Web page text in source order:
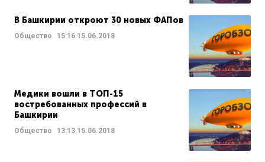
В Башкирии откроют 30 новых ФАПов
Общество 15:16 15.06.2018
Медики вошли в ТОП-15
востребованных профессий в
Башкирии
Общество 13:13 15.06.2018